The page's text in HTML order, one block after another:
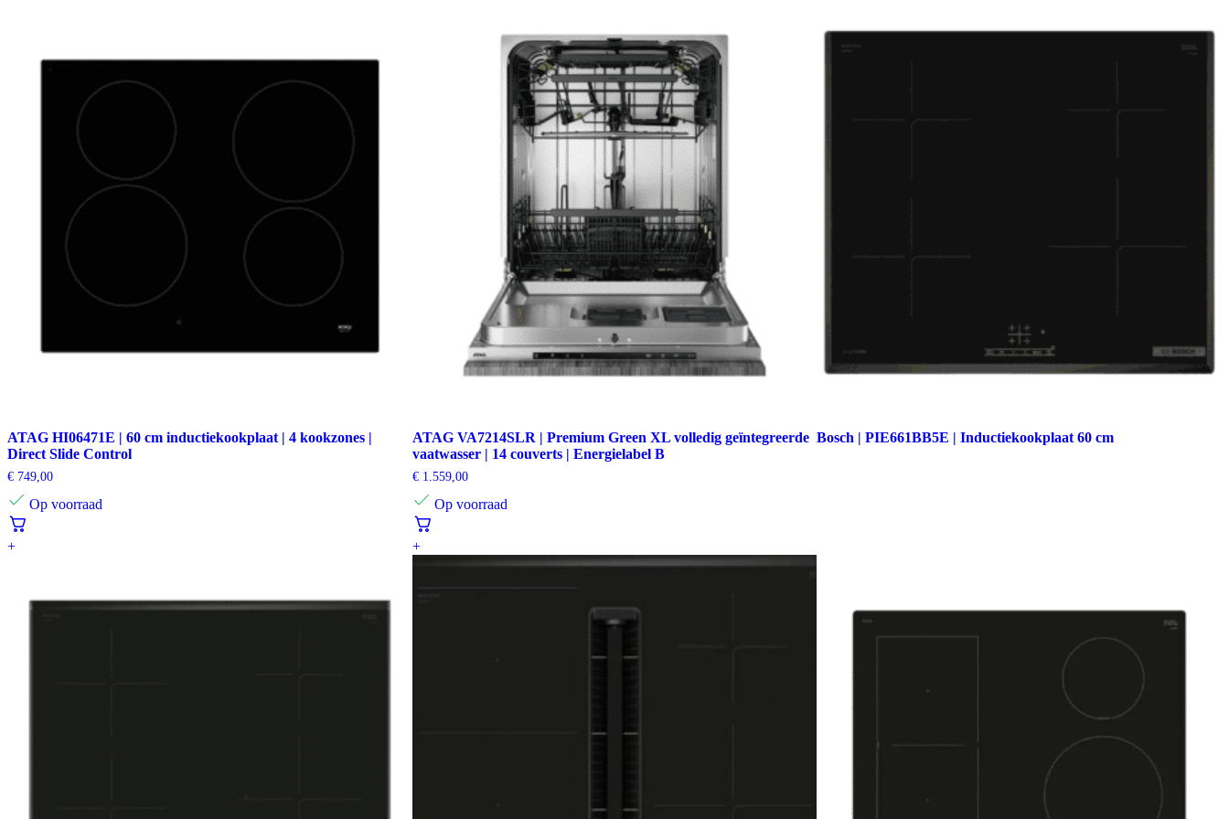
ATAG HI06471E | 60 cm inductiekookplaat | 4 kookzones |
Direct Slide Control
€ 749,00
Op voorraad
+
ATAG VA7214SLR | Premium Green XL volledig geïntegreerde
vaatwasser | 14 couverts | Energielabel B
€1.559,00
Op voorraad
+
Bosch | PIE661BB5E | Inductiekookplaat 60 cm